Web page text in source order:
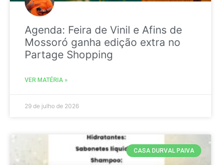
Agenda: Feira de Vinil e Afins de
Mossoró ganha edição extra no
Partage Shopping
VER MATÉRIA »
29 de julho de 2026
CASA DURVAL PAIVA